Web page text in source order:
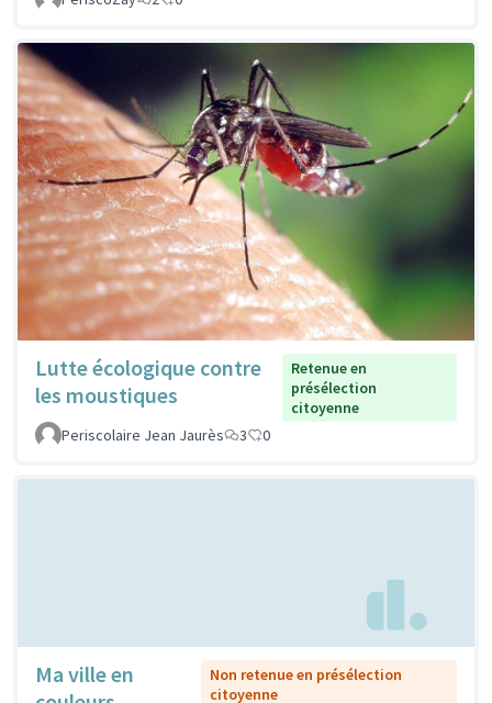
Lutte écologique contre
les moustiques
Retenue en
présélection
citoyenne
Periscolaire Jean Jaurès
3 0
Ma ville en
Non retenue en présélection
citoyenne